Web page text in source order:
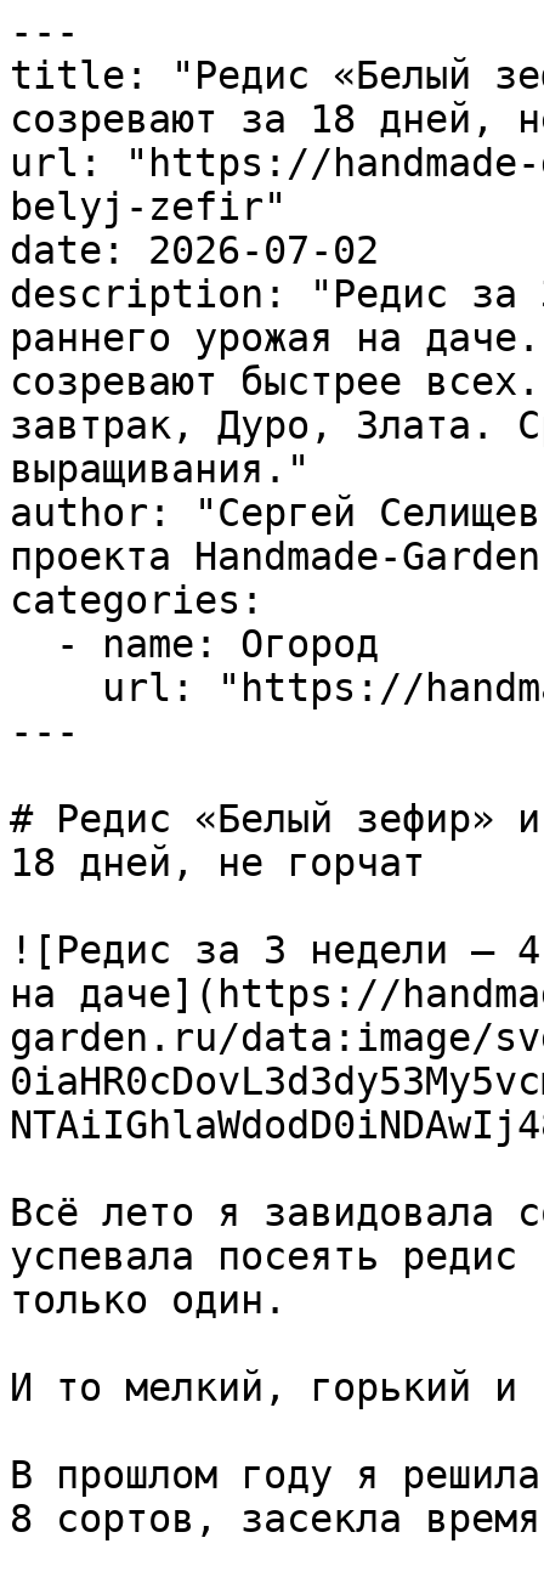
---
title: "Редис «Белый
созревают за 18 дней,
url: "https://
belyj-zefir"
date: 2026-07-02
description: "Редис за
раннего урожая на
созревают быстрее
завтрак, Дуро, Злата.
выращивания."
author: "Сергей
проекта Handmade-
categories:
---
# Редис «Белый зефир»
18 дней, не горчат
![Редис за 3 недели — 4
на даче](https://
garden.ru/data:image/
Всё лето я завидовала
успевала посеять
только один.
И то мелкий, горький и
В прошлом году я
8 сортов, засекла